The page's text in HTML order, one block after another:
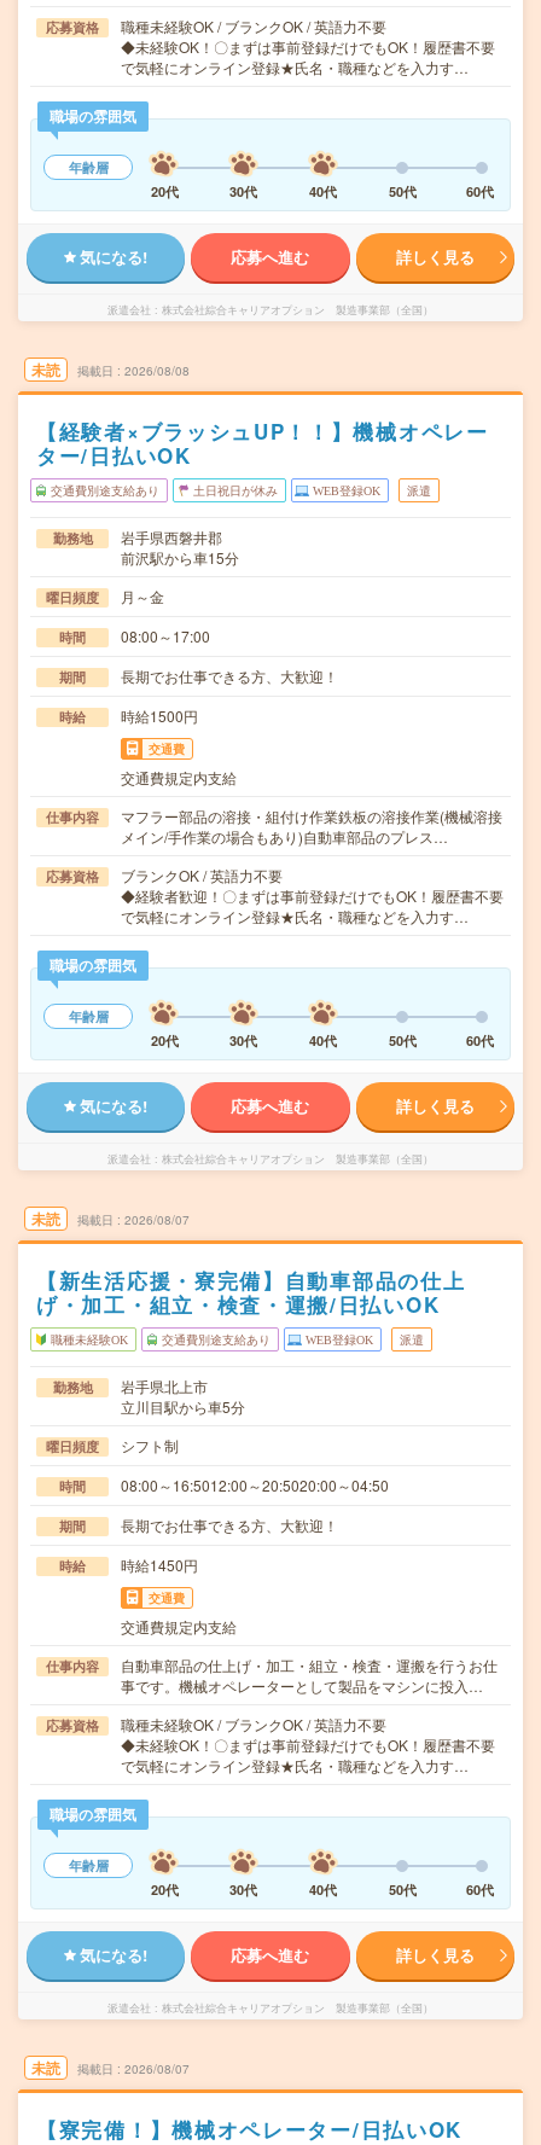
応募資格
職種未経験OK / ブランクOK / 英語力不要
◆未経験OK！〇まずは事前登録だけでもOK！履歴書不要
で気軽にオンライン登録★氏名・職種などを入力す…
職場の雰囲気
年齢層
20代
30代 40代 50代 60代
気になる! 応募へ進む 詳しく見る
派遣会社 株式会社綜合キャリアオプション 製造事業部（全国）
未読 掲載日 2026/08/08
【経験者×ブラッシュUP！！】機械オペレー
ター/日払いOK
交通費別途支給あり 土日祝日が休み WEB登録OK 派遣
勤務地
岩手県西磐井郡
前沢駅から車15分
曜日頻度 月～金
時間 08:00～17:00
期間 長期でお仕事できる方、大歓迎！
時給 時給1500円
交通費
交通費規定内支給
仕事内容
マフラー部品の溶接・組付け作業鉄板の溶接作業(機械溶接
メイン/手作業の場合もあり)自動車部品のプレス…
応募資格
ブランクOK / 英語力不要
◆経験者歓迎！〇まずは事前登録だけでもOK！履歴書不要
で気軽にオンライン登録★氏名・職種などを入力す…
職場の雰囲気
年齢層
20代
30代 40代 50代 60代
気になる! 応募へ進む 詳しく見る
派遣会社 株式会社綜合キャリアオプション 製造事業部（全国）
未読 掲載日 2026/08/07
【新生活応援・寮完備】自動車部品の仕上
げ・加工・組立・検査・運搬/日払いOK
職種未経験OK 交通費別途支給あり WEB登録OK 派遣
勤務地
岩手県北上市
立川目駅から車5分
曜日頻度 シフト制
時間 08:00～16:5012:00～20:5020:00～04:50
期間 長期でお仕事できる方、大歓迎！
時給 時給1450円
交通費
交通費規定内支給
仕事内容
自動車部品の仕上げ・加工・組立・検査・運搬を行うお仕
事です。機械オペレーターとして製品をマシンに投入…
応募資格
職種未経験OK / ブランクOK / 英語力不要
◆未経験OK！〇まずは事前登録だけでもOK！履歴書不要
で気軽にオンライン登録★氏名・職種などを入力す…
職場の雰囲気
年齢層
20代
30代 40代 50代 60代
気になる! 応募へ進む 詳しく見る
派遣会社 株式会社綜合キャリアオプション 製造事業部（全国）
未読 掲載日 2026/08/07
【寮完備！】機械オペレーター/日払いOK